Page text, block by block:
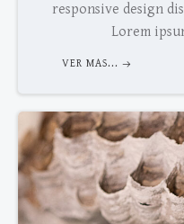
responsive design
Lorem
VER MAS...